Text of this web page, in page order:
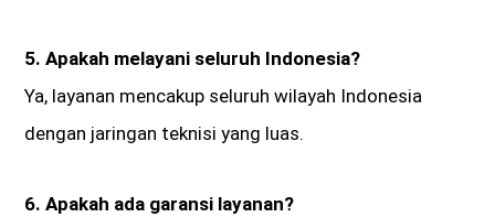
5. Apakah melayani seluruh Indonesia?
Ya, layanan mencakup seluruh wilayah Indonesia
dengan jaringan teknisi yang luas.
6. Apakah ada garansi layanan?